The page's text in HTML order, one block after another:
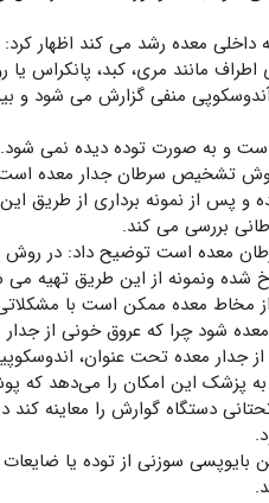
داخلی معده رشد می کند اظهار
مانند مری، کبد، پانکراس یا
منفی گزارش می شود و
است و به صورت توده دیده نمی شود.
روش تشخیص سرطان جدار معده
و پس از نمونه برداری از طریق
بررسی می کند.
معده است توضیح داد: در روش
شده ونمونه از این طریق تهیه می
مخاط معده ممکن است با
شود چرا که عروق خونی از
معده تحت عنوان،
پزشک این امکان را می‌دهد که
دستگاه گوارش را معاینه کند
بایوپسی سوزنی از توده یا ضایعات